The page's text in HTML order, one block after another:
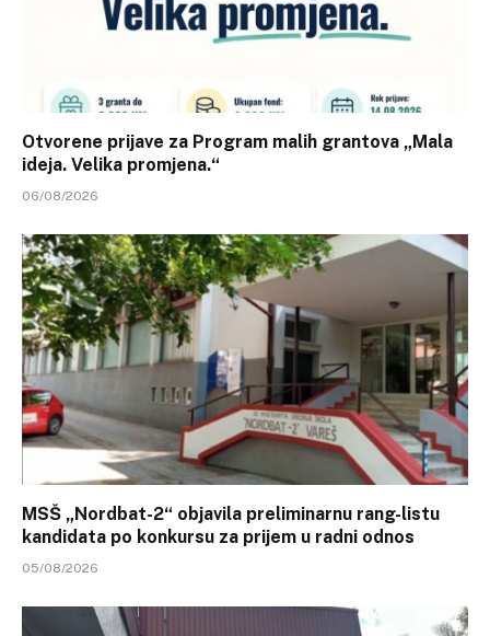
Otvorene prijave za Program malih grantova „Mala
ideja. Velika promjena.“
06/08/2026
MSŠ „Nordbat-2“ objavila preliminarnu rang-listu
kandidata po konkursu za prijem u radni odnos
05/08/2026